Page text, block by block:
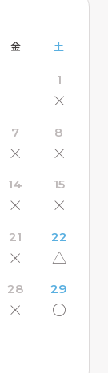
金 土
1
×
7
×
8
×
14
×
15
×
21
×
22
△
28
×
29
〇